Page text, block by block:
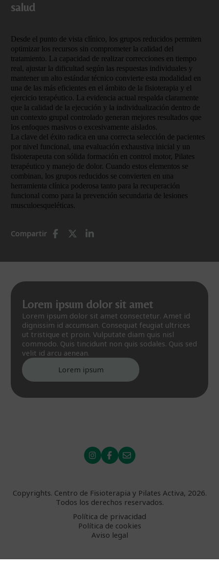
salud
Desde el punto de vista clínico, los grupos reducidos permiten
optimizar los recursos sin comprometer la calidad del
tratamiento. La capacidad de realizar correcciones en tiempo
real, ajustar la dificultad según las respuestas individuales y
mantener un alto estándar técnico convierte esta modalidad en
una de las más eficientes en el ámbito de la fisioterapia y el
ejercicio terapéutico. La evidencia actual respalda claramente
que la calidad de la ejecución y la individualización dentro de
un contexto grupal controlado generan mejores resultados que
los enfoques masivos o excesivamente aislados.
La clave del éxito radica en una correcta selección de pacientes
por nivel funcional, una evaluación exhaustiva inicial y un
fisioterapeuta con sólida formación en control motor, Pilates
terapéutico y manejo de dolor. Cuando estos elementos se
combinan, los grupos reducidos se convierten en una
herramienta clínica poderosa tanto para la recuperación
funcional como para la prevención secundaria de lesiones
musculoesqueléticas.
Compartir
Lorem ipsum dolor sit amet
Lorem ipsum dolor sit amet consectetur. Amet id
dignissim id accumsan. Consequat feugiat ultrices
ut tristique et proin. Vulputate diam quis nisl
commodo. Quis tincidunt non quis sodales. Quis sed
velit id arcu aenean.
Lorem ipsum
Copyrights. Centro de Fisioterapia y Pilates Activa, 2026.
Todos los derechos reservados.
Política de privacidad
Política de cookies
Aviso legal